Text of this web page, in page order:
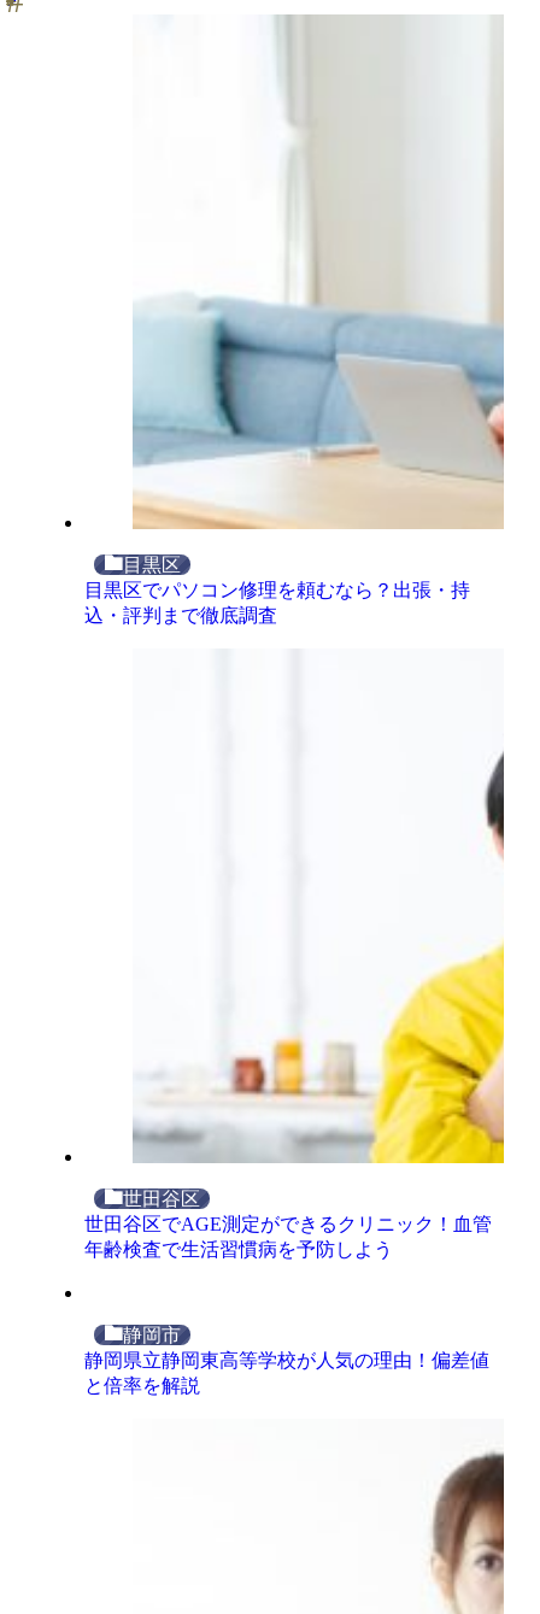
目黒区
目黒区でパソコン修理を頼むなら？出張・持
込・評判まで徹底調査
世田谷区
世田谷区でAGE測定ができるクリニック！血管
年齢検査で生活習慣病を予防しよう
静岡市
静岡県立静岡東高等学校が人気の理由！偏差値
と倍率を解説